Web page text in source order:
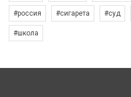
#россия #сигарета #суд
#школа